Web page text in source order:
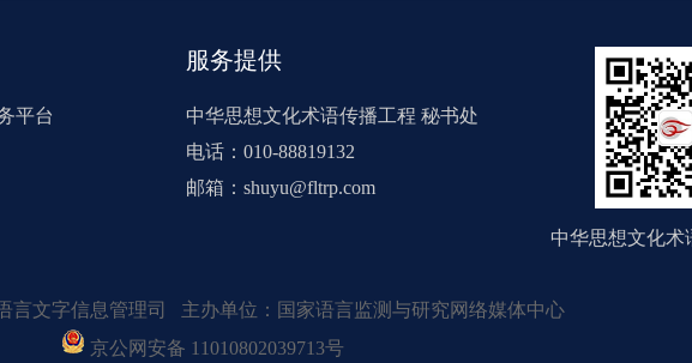
平台
服务提供
中华思想文化术语传播工程 秘书处
电话：010-88819132
邮箱：shuyu@fltrp.com
中华思想文化术
言文字信息管理司 主办单位：国家语言监测与研究网络媒体中心
京公网安备 11010802039713号